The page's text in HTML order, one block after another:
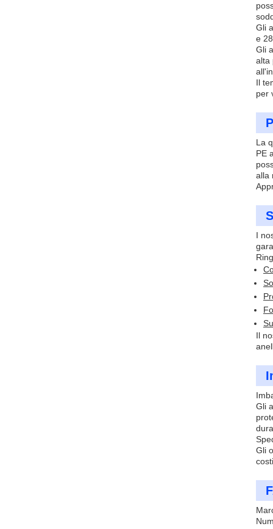
Gli
e
Gli
alta
Il
per
La
PE
alla
I
Il
Gli
Gli